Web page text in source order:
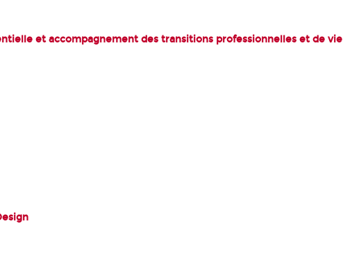
et accompagnement des transitions professionnelles et de vie